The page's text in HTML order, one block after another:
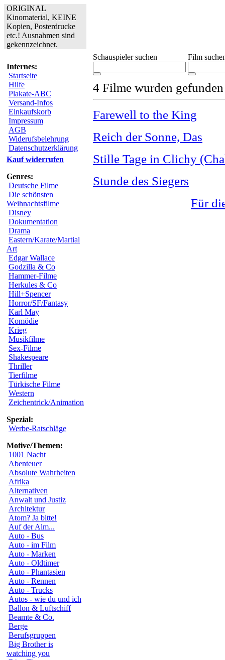
ORIGINAL
Kinomaterial, KEINE
Kopien, Posterdrucke
etc.! Ausnahmen sind
gekennzeichnet.
Internes:
Startseite
Hilfe
Plakate-ABC
Versand-Infos
Einkaufskorb
Impressum
AGB
Widerufsbelehrung
Datenschutzerklärung
Kauf widerrufen
Genres:
Deutsche Filme
Die schönsten
Weihnachtsfilme
Disney
Dokumentation
Drama
Eastern/Karate/Martial
Art
Edgar Wallace
Godzilla & Co
Hammer-Filme
Herkules & Co
Hill+Spencer
Horror/SF/Fantasy
Karl May
Komödie
Krieg
Musikfilme
Sex-Filme
Shakespeare
Thriller
Tierfilme
Türkische Filme
Western
Zeichentrick/Animation
Spezial:
Werbe-Ratschläge
Motive/Themen:
1001 Nacht
Abenteuer
Absolute Wahrheiten
Afrika
Alternativen
Anwalt und Justiz
Architektur
Atom? Ja bitte!
Auf der Alm...
Auto - Bus
Auto - im Film
Auto - Marken
Auto - Oldtimer
Auto - Phantasien
Auto - Rennen
Auto - Trucks
Autos - wie du und ich
Ballon & Luftschiff
Beamte & Co.
Berge
Berufsgruppen
Big Brother is
watching you
Schauspieler suchen Film
4 Filme wurden
Farewell to the King
Reich der Sonne, Das
Stille Tage in Clichy
Stunde des Siegers
Für